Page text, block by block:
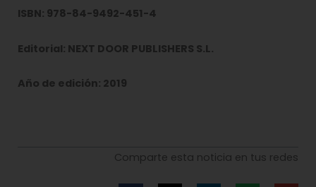
ISBN: 978-84-9492-451-4
Editorial: NEXT DOOR PUBLISHERS S.L.
Año de edición: 2019
Comparte esta noticia en tus redes